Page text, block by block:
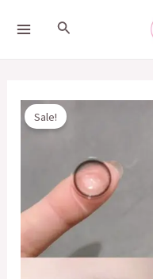
Search
Sale!
was:
$199.00.
S/LENS
夢
14.2mm
quantity